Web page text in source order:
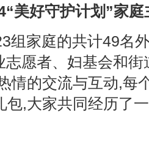
美好守护计划”家
组家庭的共计49名
志愿者、妇基会和
情的交流与互动,每
包,大家共同经历了